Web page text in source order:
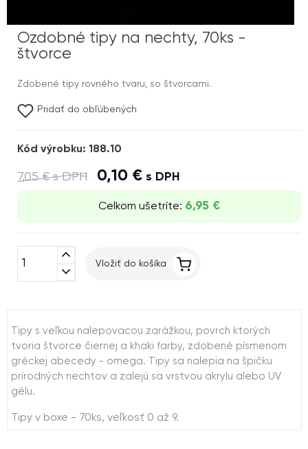
Ozdobné tipy na nechty, 70ks -
štvorce
Zdobené tipy rovného tvaru, so štvorcami.
Pridať do obľúbených
Kód výrobku: 188.10
7,05 €s DPH 0,10 € s DPH
Celkom ušetríte: 6,95 €
expand_less
expand_more
Vložiť do košíka
Tipy s veľkou nalepovacou zarážkou, povrch ktorých
tvoria štvorce čiernej a khaki farby, zdobené písmenom
gréckej abecedy - omega. Tipy sa nalepia na špičku
prírodných nechtov a zalejú sa vrstvou akrylu alebo UV
gélu.
Tipy v boxe - 70ks, veľkosť 0 až 9.